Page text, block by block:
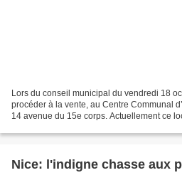
Lors du conseil municipal du vendredi 18
procéder à la vente, au Centre Communal
14 avenue du 15e corps. Actuellement ce
Nice: l'indigne chasse aux